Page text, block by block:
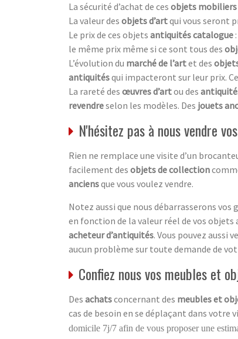
La sécurité d’achat de ces objets mobiliers
La valeur des objets d’artqui vous seront
Le prix de ces objets antiquités catalogue
le même prix même si ce sont tous des
L’évolution du marché de l’artet des
antiquitésqui impacteront sur leur prix.
La rareté des œuvres d’artou des
revendreselon les modèles. Des jouets
N'hésitez pas à nous vendre
Rien ne remplace une visite d’un
facilement des objets de collection
anciensque vous voulez vendre.
Notez aussi que nous débarrasserons
en fonction de la valeur réel de vos objets
acheteur d’antiquités. Vous pouvez aussi
aucun problème sur toute demande de
Confiez nous vos meubles et
Des achatsconcernant des meubles et
cas de besoin en se déplaçant dans votre
domicile 7j/7 afin de vous proposer une